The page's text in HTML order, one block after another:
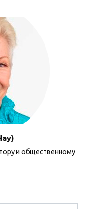
и общественному